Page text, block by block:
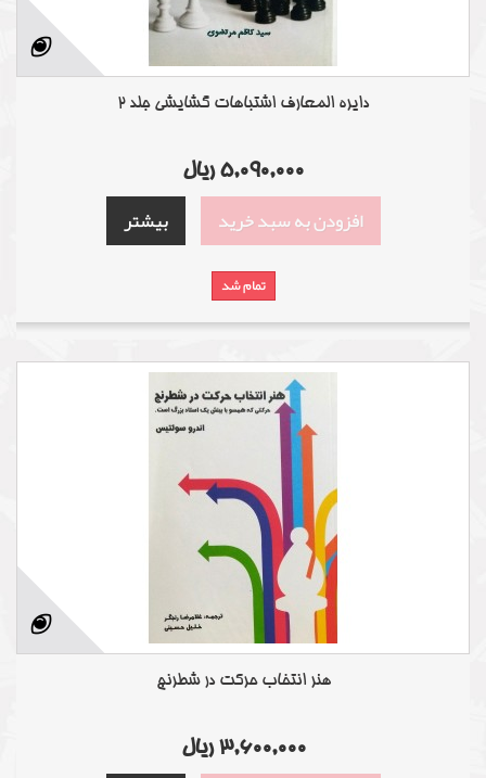
دایره المعارف اشتباهات گشایشی جلد 2
5,090,000 ریال
افزودن به سبد خرید بیشتر
تمام شد
هنر انتخاب حرکت در شطرنج
3,600,000 ریال